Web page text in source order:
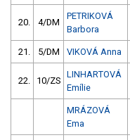
20. 4/DM
PETRIKOVÁ
Barbora
21. 5/DM VIKOVÁ Anna
22. 10/ZS
LINHARTOVÁ
Emílie
MRÁZOVÁ
Ema